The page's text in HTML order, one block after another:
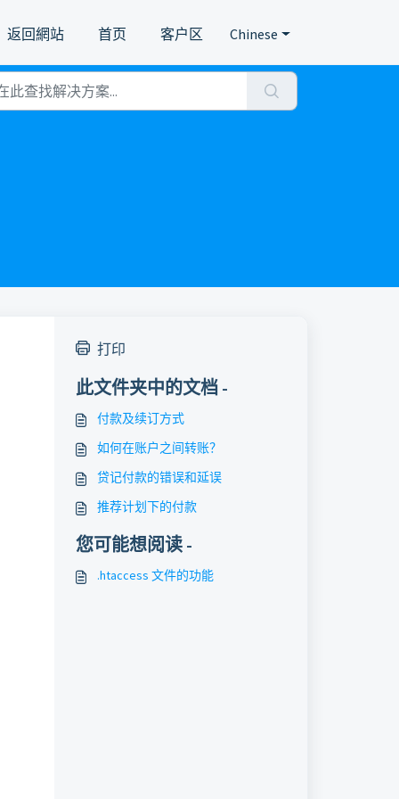
返回網站 首页 客户区 Chinese
打印
此文件夹中的文档 -
付款及续订方式
如何在账户之间转账？
贷记付款的错误和延误
推荐计划下的付款
您可能想阅读 -
.htaccess 文件的功能